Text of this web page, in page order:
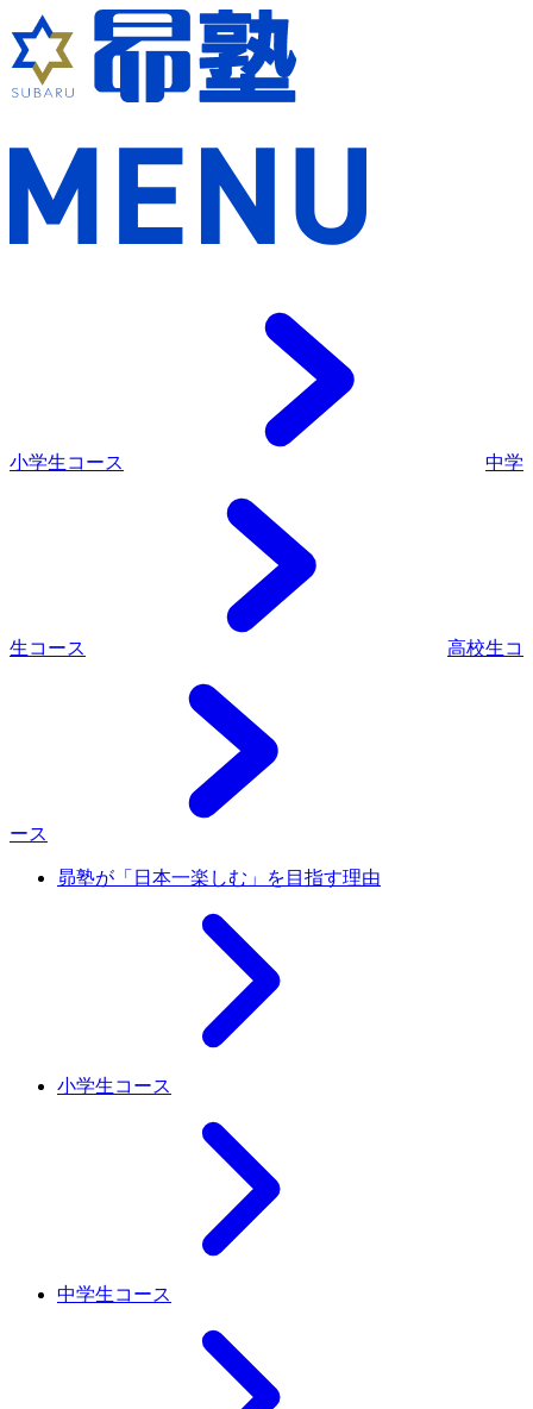
小学生コース 中学
生コース 高校生コ
ース
昴塾が「日本一楽しむ」を目指す理由
小学生コース
中学生コース